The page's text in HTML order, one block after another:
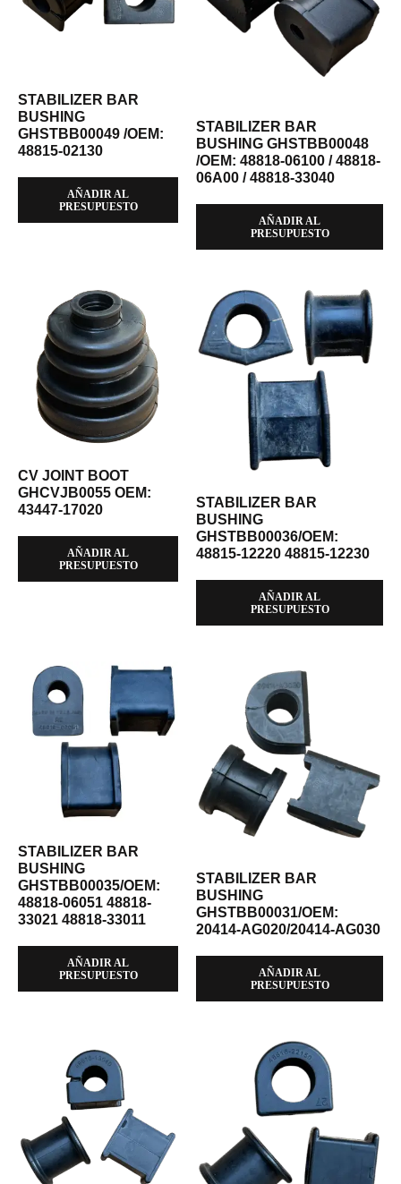
STABILIZER BAR
BUSHING
GHSTBB00049 /OEM:
48815-02130
AÑADIR AL
PRESUPUESTO
STABILIZER BAR
BUSHING GHSTBB00048
/OEM: 48818-06100 / 48818-
06A00 / 48818-33040
AÑADIR AL
PRESUPUESTO
CV JOINT BOOT
GHCVJB0055 OEM:
43447-17020
AÑADIR AL
PRESUPUESTO
STABILIZER BAR
BUSHING
GHSTBB00036/OEM:
48815-12220 48815-12230
AÑADIR AL
PRESUPUESTO
STABILIZER BAR
BUSHING
GHSTBB00035/OEM:
48818-06051 48818-
33021 48818-33011
AÑADIR AL
PRESUPUESTO
STABILIZER BAR
BUSHING
GHSTBB00031/OEM:
20414-AG020/20414-AG030
AÑADIR AL
PRESUPUESTO